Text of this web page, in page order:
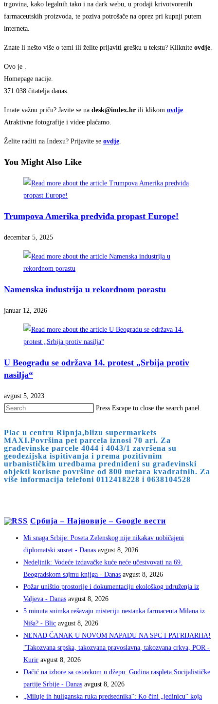
trgovina, kako legalnih tako i na dark webu, u prodaji krivotvorenih
farmaceutskih proizvoda, te poziva potrošače na oprez pri kupnji putem
interneta.
Znate li nešto više o temi ili želite prijaviti grešku u tekstu? Kliknite ovdje.
Ovo je .
Homepage nacije.
371.038 čitatelja danas.
Imate važnu priču? Javite se na desk@index.hr ili klikom ovdje.
Atraktivne fotografije i videe plaćamo.
Želite raditi na Indexu? Prijavite se ovdje.
You Might Also Like
Trumpova Amerika predviđa propast Europe!
decembar 5, 2025
Namenska industrija u rekordnom porastu
januar 12, 2026
U Beogradu se održava 14. protest „Srbija protiv
nasilja“
avgust 5, 2023
Press Escape to close the search panel.
Plac u centru Ripnja,blizu supermarkets
MAXI.Površina pet parcela iznosi 70 ari. Za
građevinske parcele 4044 i 4043/1 završena su
geodezijska ispitivanja i prema pozitivnim
urbanističkim uredbama predniđeni su građevinski
objekti korisne površine od 800 metara kvadratnih. Za
više informacija telefoni 0112418228 i 0638104528
Србија – Најновије – Google вести
Mi snaga Srbije: Poseta Zelenskog nije nikakav uobičajeni
diplomatski susret - Danas avgust 8, 2026
Nedeljnik: Vodeće izdavačke kuće neće učestvovati na 69.
Beogradskom sajmu knjiga - Danas avgust 8, 2026
Požar uništio prostorije i dokumentaciju ekološkog udruženja iz
Valjeva - Danas avgust 8, 2026
5 minuta snimka rešavaju misteriju nestanka farmaceuta Milana iz
Niša? - Blic avgust 8, 2026
NENAD ČANAK U NOVOM NAPADU NA SPC I PATRIJARHA!
"Takozvana srpska, takozvana pravoslavna, takozvana crkva, POR -
Kurir avgust 8, 2026
Dačić na izbore sa ostavkom u džepu: Godina raspleta Socijalističke
partije Srbije - Danas avgust 8, 2026
„Miluje ih huliganska ruka predsednika“: Ko čini „jedinicu“ koja